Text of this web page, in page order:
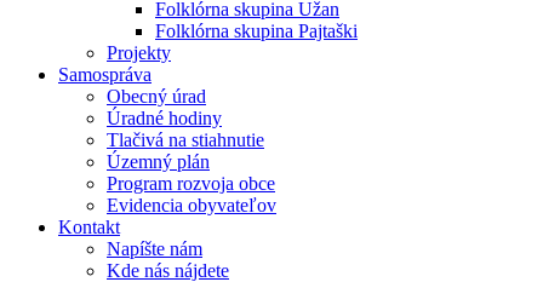
Folklórna skupina Užan
Folklórna skupina Pajtaški
Projekty
Samospráva
Obecný úrad
Úradné hodiny
Tlačivá na stiahnutie
Územný plán
Program rozvoja obce
Evidencia obyvateľov
Kontakt
Napíšte nám
Kde nás nájdete